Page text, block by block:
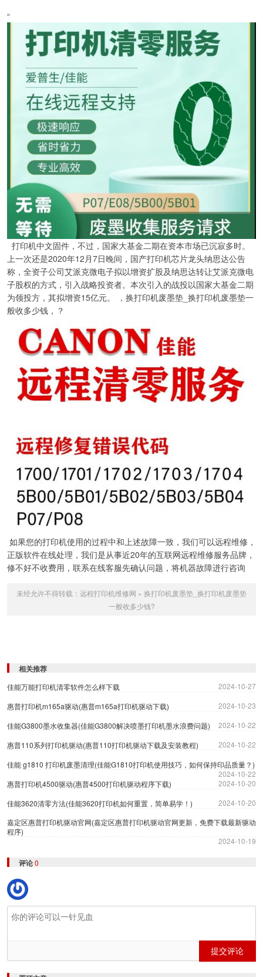
“
打印机中文固件，不过，国家大基金二期在资本市场已沉寂多时。
上一次还是2020年12月7日晚间，国产打印机芯片龙头纳思达公告
称，全资子公司艾派克微电子拟以增资扩股及纳思达转让艾派克微电
子股权的方式，引入战略投资者。本次引入的战投以国家大基金二期
为领投方，其拟增资15亿元。 ，换打印机废墨垫_换打印机废墨垫一
般收多少钱，？
如果您的打印机使用的过程中和上述故障一致，我们可以远程维修，
正版软件在线处理，我们是从事近20年的互联网远程维修服务品牌，
修不好不收费用，联系在线客服先确认问题，将机器故障进行咨询
未经允许不得转载： 远程打印机维修网 » 换打印机废墨垫_换打印机废墨垫
一般收多少钱?
相关推荐
佳能万能打印机清零软件怎么样下载
2024-10-27
惠普打印机m165a驱动(惠普m165a打印机驱动下载)
2024-10-23
佳能G3800墨水收集器(佳能G3800解决喷墨打印机墨水浪费问题)
2024-10-22
惠普110系列打印机驱动(惠普110打印机驱动下载及安装教程)
2024-10-22
佳能 g1810 打印机废墨清理(佳能G1810打印机使用技巧，如何保持印品质量？)
2024-10-22
惠普打印机4500驱动(惠普4500打印机驱动程序下载)
2024-10-20
佳能3620清零方法(佳能3620打印机如何重置，简单易学！)
2024-10-20
嘉定区惠普打印机驱动官网(嘉定区惠普打印机驱动官网更新，免费下载最新驱动
程序)
2024-10-19
评论0
提交评论